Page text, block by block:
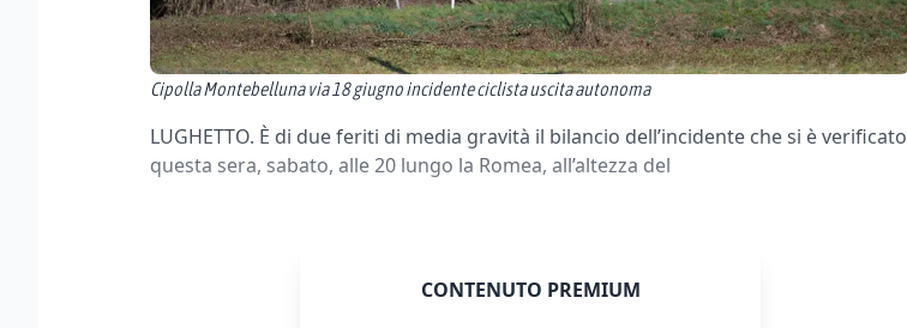
Cipolla Montebelluna via 18 giugno incidente ciclista uscita autonoma
LUGHETTO. È di due feriti di media gravità il bilancio dell’incidente che si è verificato
questa sera, sabato, alle 20 lungo la Romea, all’altezza del
CONTENUTO PREMIUM